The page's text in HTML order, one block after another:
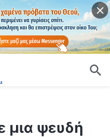
μια ψευδή